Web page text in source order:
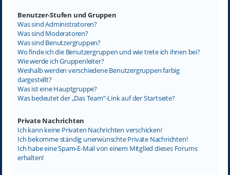
Benutzer-Stufen und Gruppen
Was sind Administratoren?
Was sind Moderatoren?
Was sind Benutzergruppen?
Wo finde ich die Benutzergruppen und wie trete ich ihnen bei?
Wie werde ich Gruppenleiter?
Weshalb werden verschiedene Benutzergruppen farbig
dargestellt?
Was ist eine Hauptgruppe?
Was bedeutet der „Das Team“-Link auf der Startseite?
Private Nachrichten
Ich kann keine Privaten Nachrichten verschicken!
Ich bekomme ständig unerwünschte Private Nachrichten!
Ich habe eine Spam-E-Mail von einem Mitglied dieses Forums
erhalten!